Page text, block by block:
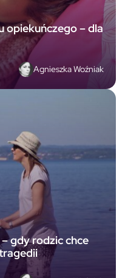
opiekuńczego – dla
Agnieszka Woźniak
gdy rodzic chce